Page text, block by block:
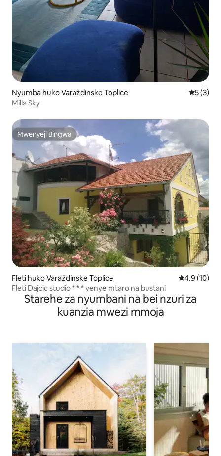
Nyumba huko Varaždinske Toplice
5 (3)
Milla Sky
Mwenyeji Bingwa
Mwenyeji Bingwa
Fleti huko Varaždinske Toplice Ukadiriaji
4.9 (10)
Fleti Dajcic studio * * * yenye mtaro na bustani
Starehe za nyumbani na bei nzuri za
kuanzia mwezi mmoja